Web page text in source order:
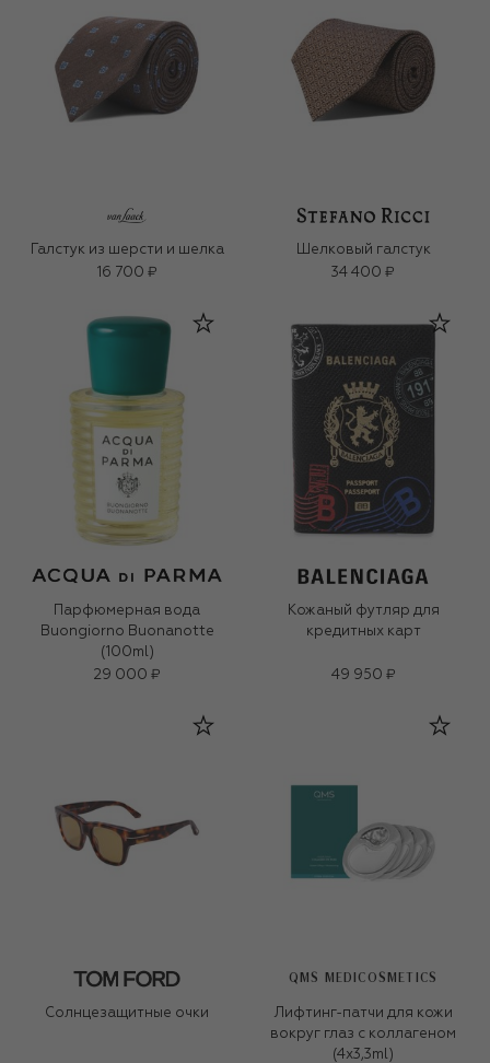
Галстук из шерсти и шелка
16 700 ₽
Шелковый галстук
34 400 ₽
Парфюмерная вода
Buongiorno Buonanotte
(100ml)
29 000 ₽
Кожаный футляр для
кредитных карт
49 950 ₽
Солнцезащитные очки
QMS MEDICOSMETICS
Лифтинг-патчи для кожи
вокруг глаз с коллагеном
(4x3,3ml)